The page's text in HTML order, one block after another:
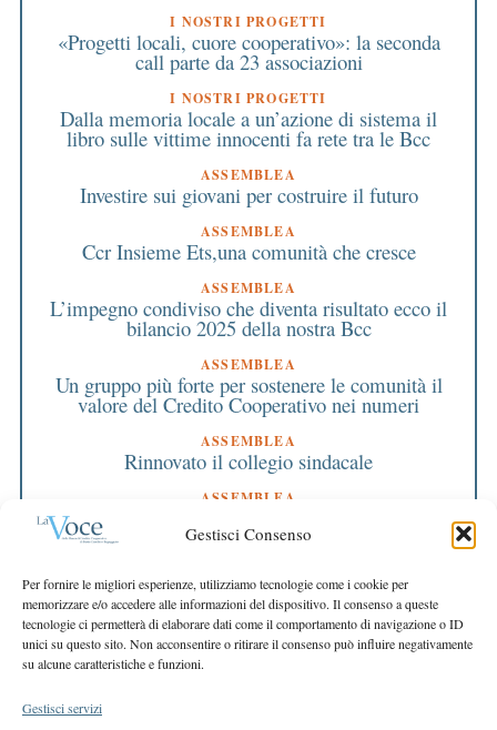
Gestisci Consenso
Per fornire le migliori esperienze, utilizziamo tecnologie come i cookie per
memorizzare e/o accedere alle informazioni del dispositivo. Il consenso a queste
tecnologie ci permetterà di elaborare dati come il comportamento di navigazione o ID
unici su questo sito. Non acconsentire o ritirare il consenso può influire negativamente
su alcune caratteristiche e funzioni.
Gestisci servizi
I NOSTRI PROGETTI
«Progetti locali, cuore cooperativo»: la seconda
call parte da 23 associazioni
I NOSTRI PROGETTI
Dalla memoria locale a un’azione di sistema il
libro sulle vittime innocenti fa rete tra le Bcc
ASSEMBLEA
Investire sui giovani per costruire il futuro
ASSEMBLEA
Ccr Insieme Ets,una comunità che cresce
ASSEMBLEA
L’impegno condiviso che diventa risultato ecco il
bilancio 2025 della nostra Bcc
ASSEMBLEA
Un gruppo più forte per sostenere le comunità il
valore del Credito Cooperativo nei numeri
ASSEMBLEA
Rinnovato il collegio sindacale
ASSEMBLEA
Bilancio approvato all’unanimità e 2 milioni
destinati al territorio
Crescere restando riconoscibili
EDITORIALE PRESIDENTE
Costruire futuro insieme